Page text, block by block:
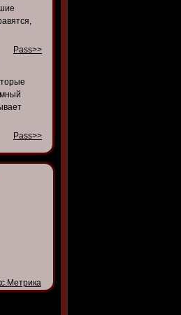
Pass>>
Pass>>